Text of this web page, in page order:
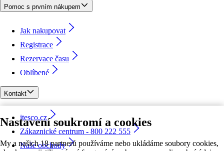
Nastavení soukromí a cookies
My a našich 18 partnerů používáme nebo ukládáme soubory cookies,
Pomoc s prvním nákupem
Jak nakupovat
Registrace
Rezervace času
Oblíbené
Kontakt
itesco.cz
Zákaznické centrum - 800 222 555
Naše obchody